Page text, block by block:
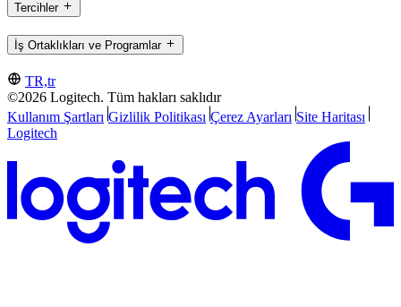
Tercihler
İş Ortaklıkları ve Programlar
TR,tr
©2026 Logitech. Tüm hakları saklıdır
Kullanım Şartları Gizlilik Politikası Çerez Ayarları Site Haritası
Logitech